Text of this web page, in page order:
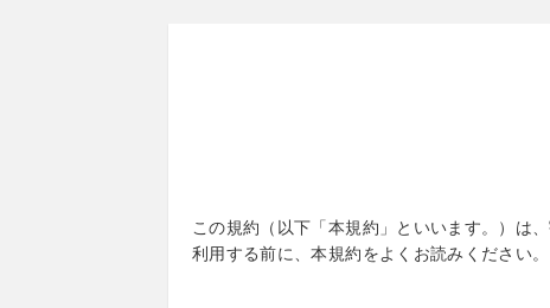
この規約（以下「本規約」といいます。）は
利用する前に、本規約をよくお読みください。